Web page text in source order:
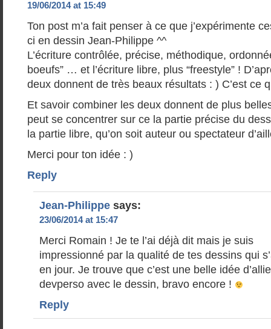
19/06/2014 at 15:49
Ton post m’a fait penser à ce que j’expérimente
ci en dessin Jean-Philippe ^^
L’écriture contrôlée, précise, méthodique,
boeufs” … et l’écriture libre, plus “freestyle” !
deux donnent de très beaux résultats : ) C’est ce
Et savoir combiner les deux donnent de plus
peut se concentrer sur ce la partie précise du
la partie libre, qu’on soit auteur ou spectateur
Merci pour ton idée : )
Reply
Jean-Philippe says:
23/06/2014 at 15:47
Merci Romain ! Je te l’ai déjà dit mais je suis
impressionné par la qualité de tes dessins qui
en jour. Je trouve que c’est une belle idée
devperso avec le dessin, bravo encore !
Reply